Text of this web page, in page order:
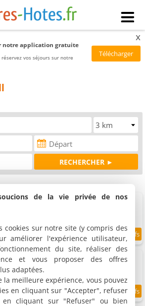
notre application gratuite
réservez vos séjours sur notre
x
du Stade de football Saint-Louis
d'hôtes Ravine Bleue
9.6/10
d'hôtes Le Paille en Queue
(total 15 personnes)
8.7
de la vie privée de nos
cookies sur notre site (y compris des
améliorer l'expérience utilisateur,
du site, réaliser des
et vous proposer des offres
adaptées.
la meilleure expérience, vous pouvez
en cliquant sur "Accepter", refuser
en cliquant sur "Refuser" ou bien